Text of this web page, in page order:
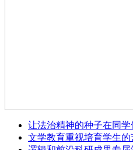
让法治精神的种子在同学
文学教育重视培育学生的